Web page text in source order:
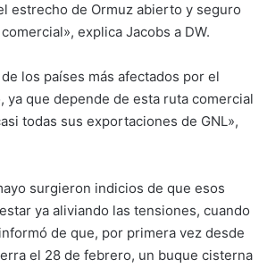
estrecho de Ormuz abierto y seguro
explica Jacobs a DW.
los países más afectados por el
ya que depende de esta ruta comercial
todas sus exportaciones de GNL»,
surgieron indicios de que esos
ya aliviando las tensiones, cuando
informó de que, por primera vez desde
el 28 de febrero, un buque cisterna